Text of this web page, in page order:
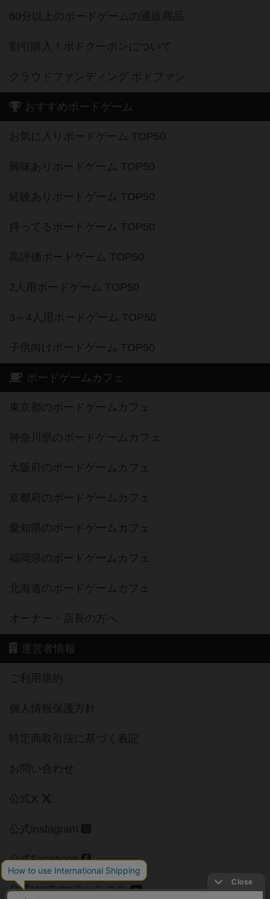
60分以上のボードゲームの通販商品
割引購入！ボドクーポンについて
クラウドファンディング ボドファン
おすすめボードゲーム
お気に入りボードゲーム TOP50
興味ありボードゲーム TOP50
経験ありボードゲーム TOP50
持ってるボードゲーム TOP50
高評価ボードゲーム TOP50
2人用ボードゲーム TOP50
3～4人用ボードゲーム TOP50
子供向けボードゲーム TOP50
ボードゲームカフェ
東京都のボードゲームカフェ
神奈川県のボードゲームカフェ
大阪府のボードゲームカフェ
京都府のボードゲームカフェ
愛知県のボードゲームカフェ
福岡県のボードゲームカフェ
北海道のボードゲームカフェ
オーナー・店長の方へ
運営者情報
ご利用規約
個人情報保護方針
特定商取引法に基づく表記
お問い合わせ
公式X
公式instagram
公式Facebook
公式YouTubeチャンネル